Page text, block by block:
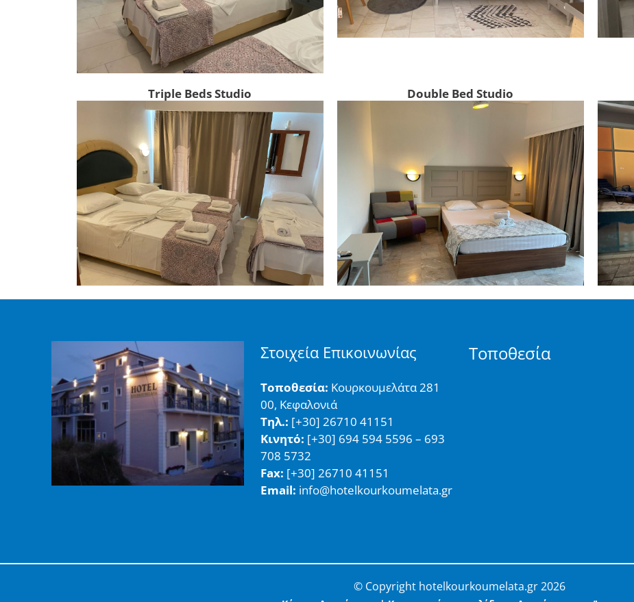
Triple Beds Studio Double Bed Studio
Στοιχεία Επικοινωνίας
Τοποθεσία: Κουρκουμελάτα 281
00, Κεφαλονιά
Τηλ.: [+30] 26710 41151
Κινητό: [+30] 694 594 5596 – 693
708 5732
Fax: [+30] 26710 41151
Email: info@hotelkourkoumelata.gr
Τοποθεσία
© Copyright hotelkourkoumelata.gr 2026